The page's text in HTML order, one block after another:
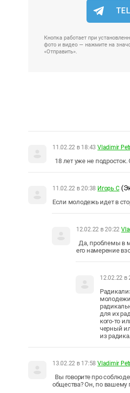
Кнопка работает при
фото и видео — нажмите на
«Отправить».
11.02.22 в 18:43 Vladimir
18 лет уже не
11.02.22 в 20:38 Игорь С
Если молодежь идет в
12.02.22 в 20:22
Да, проблемы в
его намерение
12.02.22 в
для их
кого-то
черный
из
13.02.22 в 17:58 Vladimir
Вы говорите про
общества? Он, по вашему